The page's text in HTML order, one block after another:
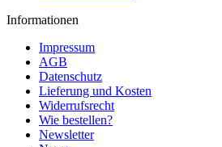
Informationen
Impressum
AGB
Datenschutz
Lieferung und Kosten
Widerrufsrecht
Wie bestellen?
Newsletter